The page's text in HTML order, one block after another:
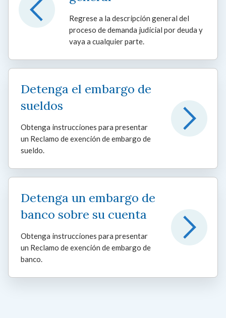
Regrese a la descripción general del
proceso de demanda judicial por deuda y
vaya a cualquier parte.
Detenga el embargo de
sueldos
Obtenga instrucciones para presentar
un Reclamo de exención de embargo de
sueldo.
Detenga un embargo de
banco sobre su cuenta
Obtenga instrucciones para presentar
un Reclamo de exención de embargo de
banco.